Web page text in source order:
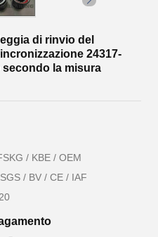
di rinvio del
24317-
la misura
/ KBE / OEM
/ BV / CE / IAF